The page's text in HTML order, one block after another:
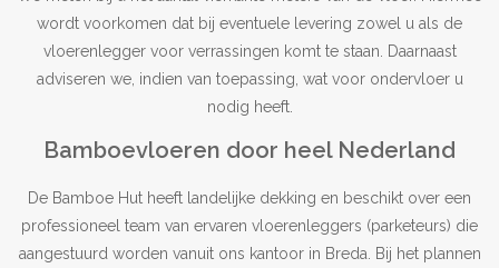
Blogwordt voorkomen dat bij eventuele levering zowel u als de
vloerenlegger voor verrassingen komt te staan. Daarnaast
adviseren we, indien van toepassing, wat voor ondervloer u
nodig heeft.
Bamboevloeren door heel Nederland
De Bamboe Hut heeft landelijke dekking en beschikt over een
professioneel team van ervaren vloerenleggers (parketeurs) die
aangestuurd worden vanuit ons kantoor in Breda. Bij het plannen